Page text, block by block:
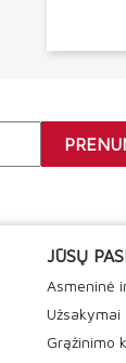
JŪSŲ
Asmeninė
Užsakymai
Grąžinimo